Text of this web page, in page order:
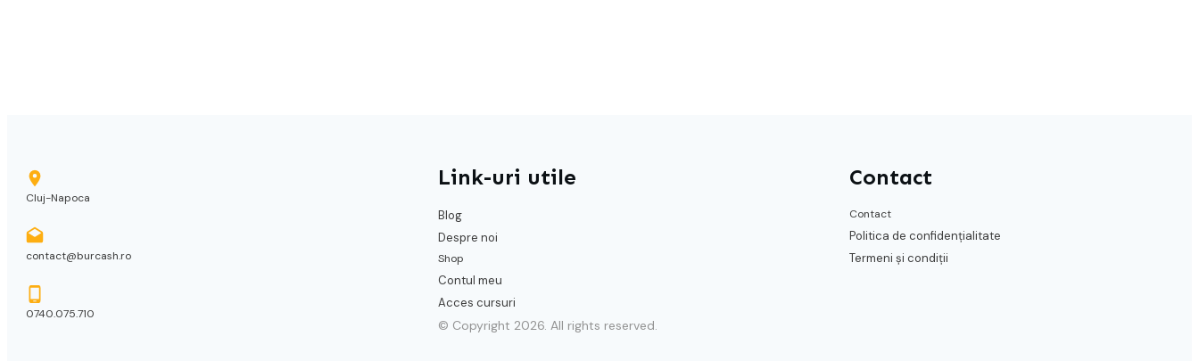
Cluj-Napoca
contact@burcash.ro
0740.075.710
Link-uri utile
Blog
Despre noi
Shop
Contul meu
Acces cursuri
© Copyright 2026. All rights reserved.
Contact
Contact
Politica de confidențialitate
Termeni și condiții